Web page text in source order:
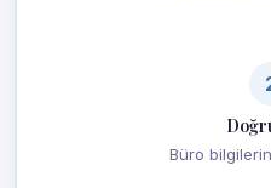
Büro